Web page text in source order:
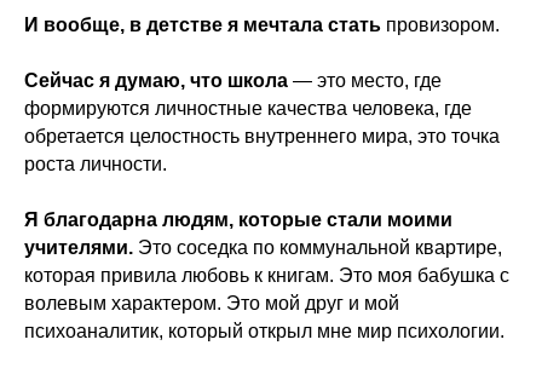
И вообще, в детстве я мечтала стать провизором.
Сейчас я думаю, что школа — это место, где
формируются личностные качества человека, где
обретается целостность внутреннего мира, это точка
роста личности.
Я благодарна людям, которые стали моими
учителями. Это соседка по коммунальной квартире,
которая привила любовь к книгам. Это моя бабушка с
волевым характером. Это мой друг и мой
психоаналитик, который открыл мне мир психологии.